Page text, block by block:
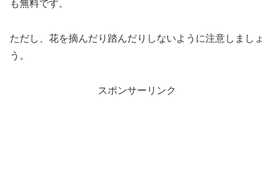
も無料です。
ただし、花を摘んだり踏んだりしないように注意しましょ
う。
スポンサーリンク